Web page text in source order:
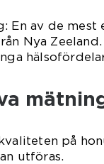
En av de
Nya
på
utföras.